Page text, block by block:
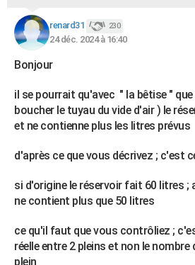
renard31 230
24 déc. 2024 à 16:40
Bonjour
il se pourrait qu'avec " la bêtise "
boucher le tuyau du vide d'air ) le
et ne contienne plus les litres prévus
d'après ce que vous décrivez ; c'est
si d'origine le réservoir fait 60 litres ;
ne contient plus que 50 litres
ce qu'il faut que vous contrôliez ;
réelle entre 2 pleins et non le
plein